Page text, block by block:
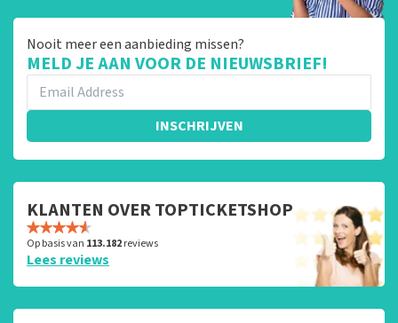
Nooit meer een aanbieding missen?
MELD JE AAN VOOR DE NIEUWSBRIEF!
INSCHRIJVEN
KLANTEN OVER TOPTICKETSHOP
Op basis van 113.182reviews
Lees reviews